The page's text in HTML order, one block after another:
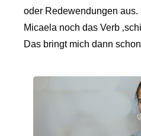
oder Redewendungen
Micaela noch das Verb
Das bringt mich dann